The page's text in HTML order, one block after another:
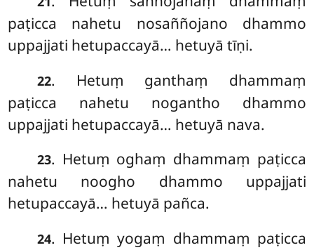
paṭicca nahetu nosaññojano dhammo
uppajjati hetupaccayā… hetuyā tīṇi.
22. Hetuṃ ganthaṃ dhammaṃ
paṭicca nahetu nogantho dhammo
uppajjati hetupaccayā… hetuyā nava.
23. Hetuṃ oghaṃ dhammaṃ paṭicca
nahetu noogho dhammo uppajjati
hetupaccayā… hetuyā pañca.
24. Hetuṃ yogaṃ dhammaṃ paṭicca